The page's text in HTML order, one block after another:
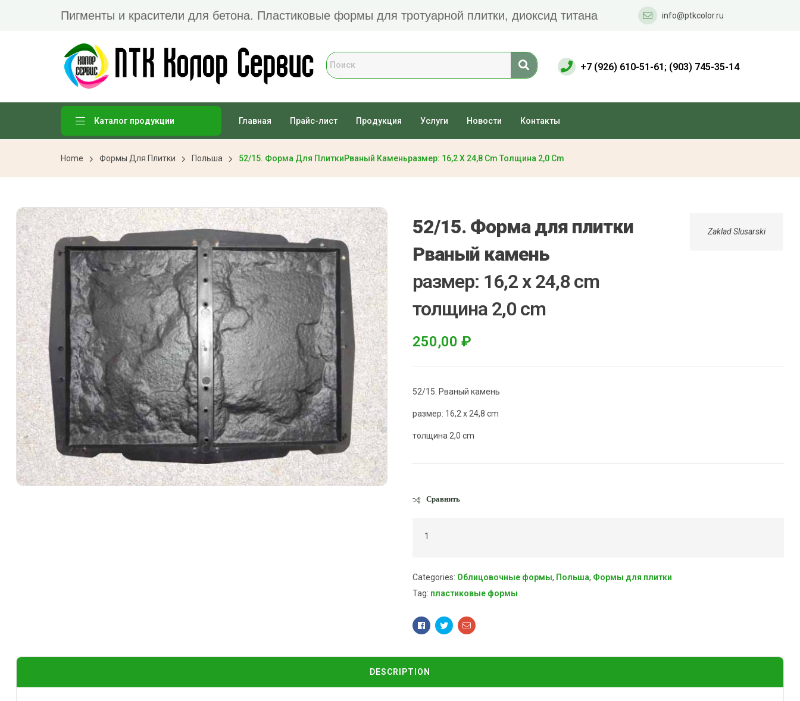
Пигменты и красители для бетона. Пластиковые формы для тротуарной плитки, диоксид титана info@ptkcolor.ru
+7 (926) 610-51-61; (903) 745-35-14
Каталог продукции Главная Прайс-лист Продукция Услуги Новости Контакты
Home Формы Для Плитки Польша 52/15. Форма Для ПлиткиРваный Каменьразмер: 16,2 X 24,8 Cm Толщина 2,0 Cm
Zaklad Slusarski
52/15. Форма для плитки
Рваный камень
размер: 16,2 x 24,8 cm
толщина 2,0 cm
250,00 ₽
52/15. Рваный камень
размер: 16,2 x 24,8 cm
толщина 2,0 cm
Сравнить
1
Categories: Облицовочные формы, Польша, Формы для плитки
Tag: пластиковые формы
FacebookTwitterEmail
DESCRIPTION